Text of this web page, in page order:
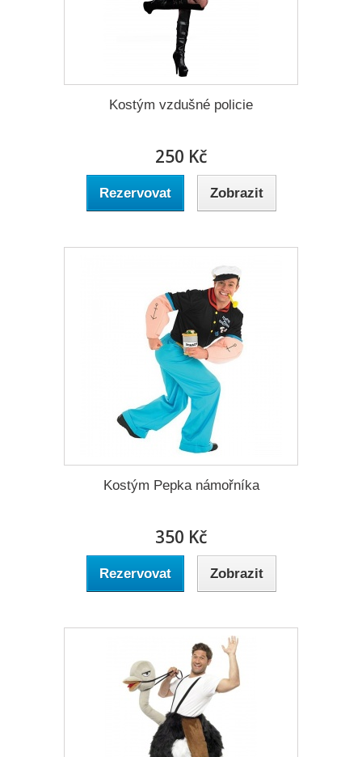
Kostým vzdušné policie
250 Kč
Rezervovat Zobrazit
Kostým Pepka námořníka
350 Kč
Rezervovat Zobrazit